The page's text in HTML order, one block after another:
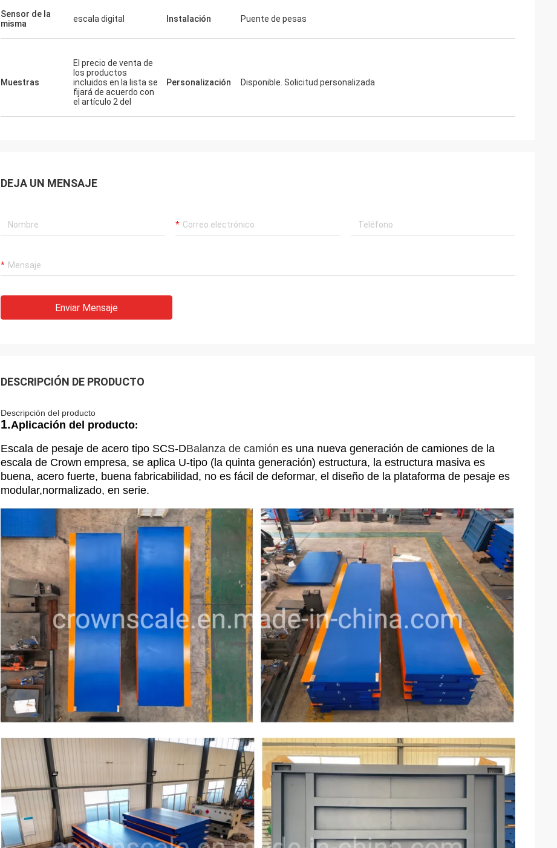
Sensor de la
misma
escala digital Instalación Puente de pesas
Muestras
El precio de venta de
los productos
incluidos en la lista se
fijará de acuerdo con
el artículo 2 del
Personalización Disponible. Solicitud personalizada
DEJA UN MENSAJE
Enviar Mensaje
DESCRIPCIÓN DE PRODUCTO
Descripción del producto
1.Aplicación del producto:
Escala de pesaje de acero tipo SCS-DBalanza de camión es una nueva generación de camiones de la
escala de Crown empresa, se aplica U-tipo (la quinta generación) estructura, la estructura masiva es
buena, acero fuerte, buena fabricabilidad, no es fácil de deformar, el diseño de la plataforma de pesaje es
modular,normalizado, en serie.